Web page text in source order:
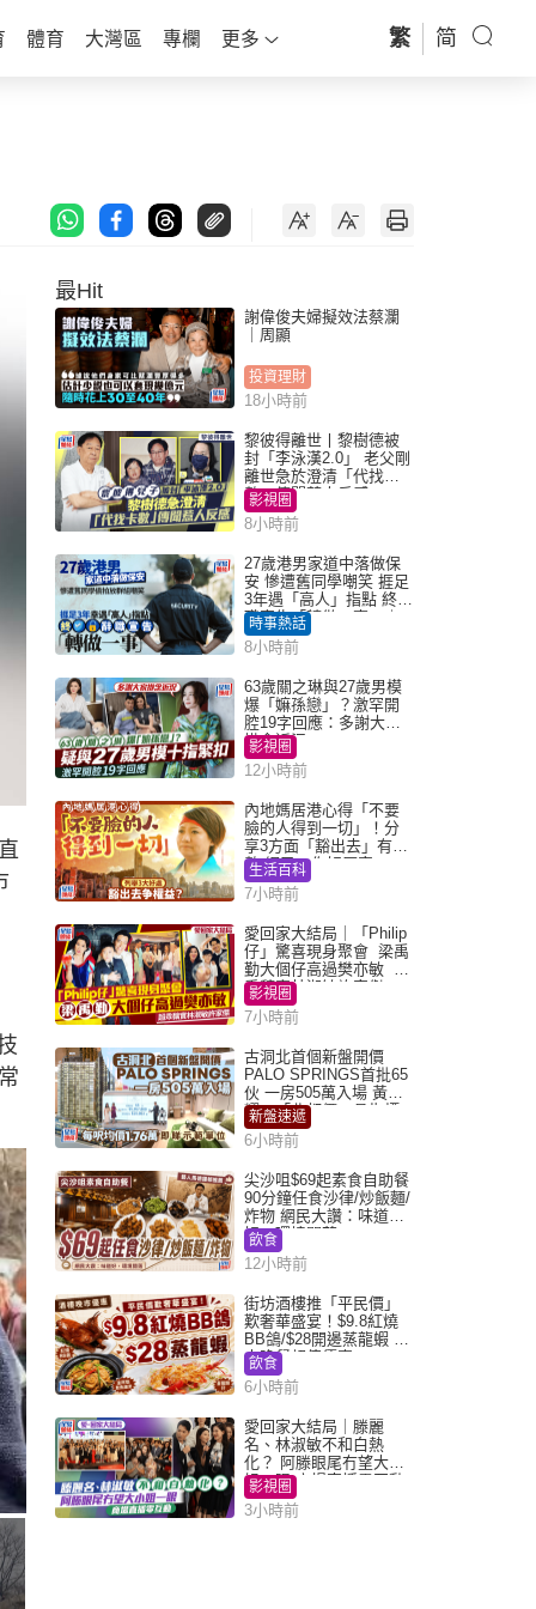
體育 大灣區 專欄 更多 繁 简
最Hit
謝偉俊夫婦擬效法蔡瀾
｜周顯
投資理財
18小時前
黎彼得離世丨黎樹德被
封「李泳漢2.0」 老父剛
離世急於澄清「代找卡
數」傳聞惹人反感
影視圈
8小時前
27歲港男家道中落做保
安 慘遭舊同學嘲笑 捱足
3年遇「高人」指點 終辭
職宣告「轉做一事」｜
Juicy叮
時事熱話
8小時前
63歲關之琳與27歲男模
爆「嫲孫戀」？激罕開
腔19字回應：多謝大家
掛念近況
影視圈
12小時前
內地媽居港心得「不要
臉的人得到一切」！分
享3方面「豁出去」有著
數 網民：你好厲害
生活百科
7小時前
愛回家大結局｜「Philip
仔」驚喜現身聚會 梁禹
勤大個仔高過樊亦敏 超
乖黐實林淑敏許家傑
影視圈
7小時前
古洞北首個新盤開價
PALO SPRINGS首批65
伙 一房505萬入場 黃光
耀：「北都價」具指標
作用
新盤速遞
6小時前
尖沙咀$69起素食自助餐
90分鐘任食沙律/炒飯麵/
炸物 網民大讚：味道
好，環境闊落
飲食
12小時前
街坊酒樓推「平民價」
歎奢華盛宴！$9.8紅燒
BB鴿/$28開邊蒸龍蝦 3
大晚餐超值優惠
飲食
6小時前
愛回家大結局｜滕麗
名、林淑敏不和白熱
化？ 阿滕眼尾冇望大小
姐一眼 商場直播零互動
影視圈
3小時前